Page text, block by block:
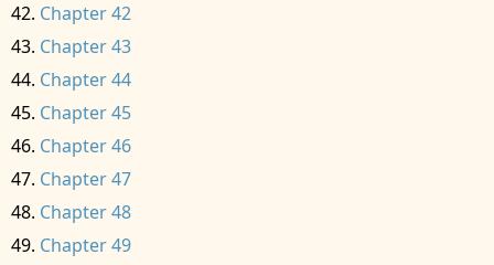
Chapter 42
Chapter 43
Chapter 44
Chapter 45
Chapter 46
Chapter 47
Chapter 48
Chapter 49